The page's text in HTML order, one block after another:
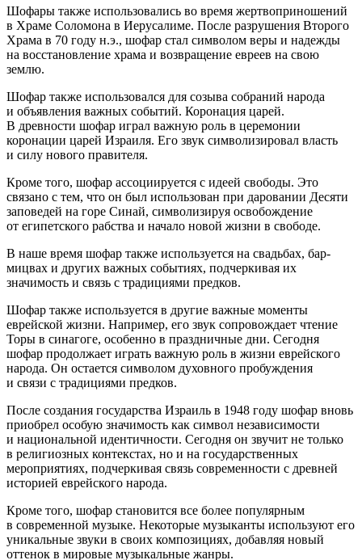
Шофары также использовались во время жертвоприношений
в Храме Соломона в Иерусалиме. После разрушения Второго
Храма в 70 году н.э., шофар стал символом веры и надежды
на восстановление храма и возвращение евреев на свою
землю.
Шофар также использовался для созыва собраний народа
и объявления важных событий. Коронация царей.
В древности шофар играл важную роль в церемонии
коронации царей Израиля. Его звук символизировал власть
и силу нового правителя.
Кроме того, шофар ассоциируется с идеей свободы. Это
связано с тем, что он был использован при даровании Десяти
заповедей на горе Синай, символизируя освобождение
от египетского рабства и начало новой жизни в свободе.
В наше время шофар также используется на свадьбах, бар-
мицвах и других важных событиях, подчеркивая их
значимость и связь с традициями предков.
Шофар также используется в другие важные моменты
еврейской жизни. Например, его звук сопровождает чтение
Торы в синагоге, особенно в праздничные дни. Сегодня
шофар продолжает играть важную роль в жизни еврейского
народа. Он остается символом духовного пробуждения
и связи с традициями предков.
После создания государства Израиль в 1948 году шофар вновь
приобрел особую значимость как символ независимости
и национальной идентичности. Сегодня он звучит не только
в религиозных контекстах, но и на государственных
мероприятиях, подчеркивая связь современности с древней
историей еврейского народа.
Кроме того, шофар становится все более популярным
в современной музыке. Некоторые музыканты используют его
уникальные звуки в своих композициях, добавляя новый
оттенок в мировые музыкальные жанры.